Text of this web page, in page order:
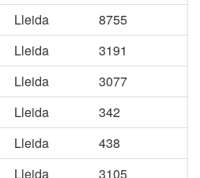
Lleida
8755
Lleida
3191
Lleida
3077
Lleida
342
Lleida
438
Lleida 3105